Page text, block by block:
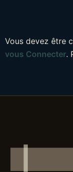
Vous devez être
vous Connecter.